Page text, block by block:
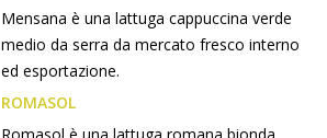
Mensana è una lattuga cappuccina verde
medio da serra da mercato fresco interno
ed esportazione.
ROMASOL
Romasol è una lattuga romana bionda